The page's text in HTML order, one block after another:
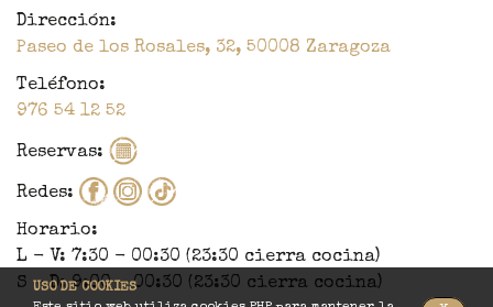
Dirección:
Paseo de los Rosales, 32, 50008 Zaragoza
Teléfono:
976 54 12 52
Reservas:
Redes:
Horario:
L - V: 7:30 - 00:30 (23:30 cierra cocina)
S - D: 9:00 - 00:30 (23:30 cierra cocina)
USO DE COOKIES